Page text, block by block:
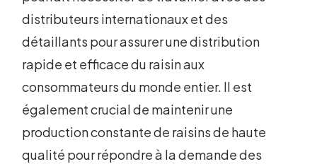
distributeurs internationaux et des
détaillants pour assurer une distribution
rapide et efficace du raisin aux
consommateurs du monde entier. Il est
également crucial de maintenir une
production constante de raisins de haute
qualité pour répondre à la demande des